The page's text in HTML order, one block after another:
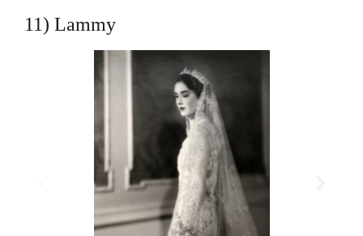
11) Lammy